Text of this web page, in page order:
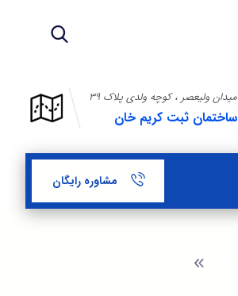
میدان ولیعصر ، کوچه ولدی پلاک ۳۹
ساختمان ثبت کریم خان
مشاوره رایگان